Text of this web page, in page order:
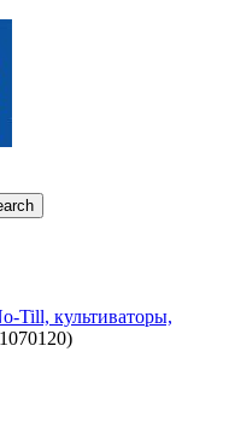
Till, культиваторы,